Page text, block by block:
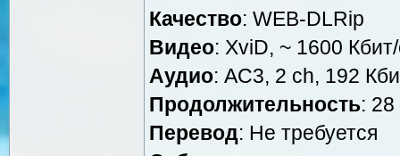
Качество: WEB-DLRip
Видео: XviD, ~ 1600
Аудио: AC3, 2 ch, 192
Продолжительность:
Перевод: Не требуется